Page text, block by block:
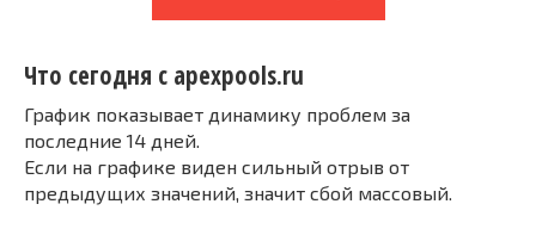
Что сегодня с apexpools.ru
График показывает динамику проблем за
последние 14 дней.
Если на графике виден сильный отрыв от
предыдущих значений, значит сбой массовый.